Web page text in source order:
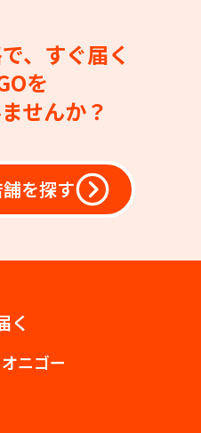
、すぐ届く
を
せんか？
を探す
く
オニゴー